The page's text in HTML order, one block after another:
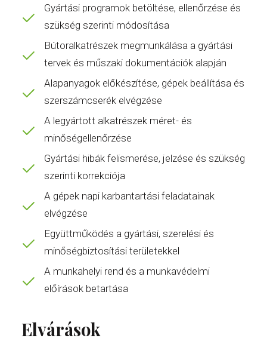
Gyártási programok betöltése, ellenőrzése és
szükség szerinti módosítása
Bútoralkatrészek megmunkálása a gyártási
tervek és műszaki dokumentációk alapján
Alapanyagok előkészítése, gépek beállítása és
szerszámcserék elvégzése
A legyártott alkatrészek méret- és
minőségellenőrzése
Gyártási hibák felismerése, jelzése és szükség
szerinti korrekciója
A gépek napi karbantartási feladatainak
elvégzése
Együttműködés a gyártási, szerelési és
minőségbiztosítási területekkel
A munkahelyi rend és a munkavédelmi
előírások betartása
Elvárások